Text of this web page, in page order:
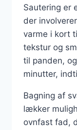
Sautering er
der
varme i kort
tekstur og
til panden,
minutter,
Bagning af
lækker
ovnfast fad,